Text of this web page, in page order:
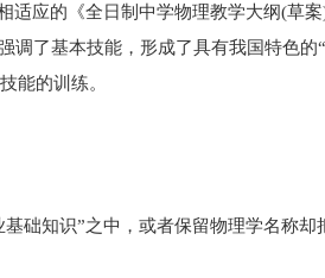
应的《全日制中学物理教学大纲(草
了基本技能，形成了具有我国特色
能的训练。
础知识”之中，或者保留物理学名称